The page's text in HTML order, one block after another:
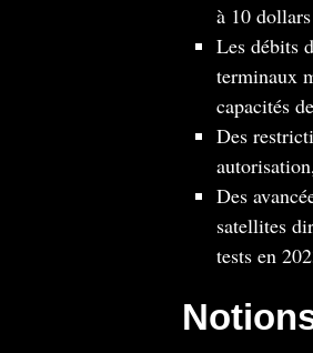
à 10
Les débits
terminaux
capacités
Des
Des
satellites
tests en